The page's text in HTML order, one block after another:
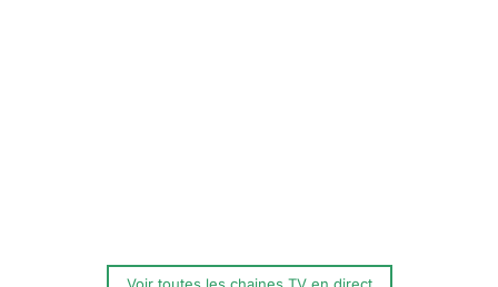
Voir toutes les chaines TV en direct